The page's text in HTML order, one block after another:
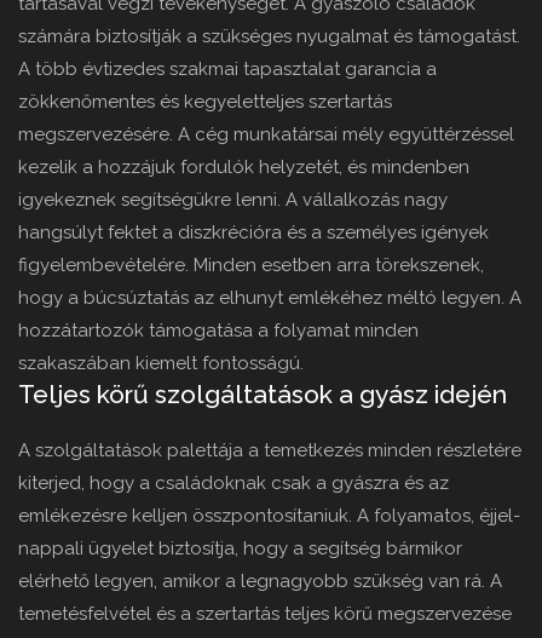
számára biztosítják a szükséges nyugalmat és támogatást.
A több évtizedes szakmai tapasztalat garancia a
zökkenőmentes és kegyeletteljes szertartás
megszervezésére. A cég munkatársai mély együttérzéssel
kezelik a hozzájuk fordulók helyzetét, és mindenben
igyekeznek segítségükre lenni. A vállalkozás nagy
hangsúlyt fektet a diszkrécióra és a személyes igények
figyelembevételére. Minden esetben arra törekszenek,
hogy a búcsúztatás az elhunyt emlékéhez méltó legyen. A
hozzátartozók támogatása a folyamat minden
szakaszában kiemelt fontosságú.
Teljes körű szolgáltatások a gyász idején
A szolgáltatások palettája a temetkezés minden részletére
kiterjed, hogy a családoknak csak a gyászra és az
emlékezésre kelljen összpontosítaniuk. A folyamatos, éjjel-
nappali ügyelet biztosítja, hogy a segítség bármikor
elérhető legyen, amikor a legnagyobb szükség van rá. A
temetésfelvétel és a szertartás teljes körű megszervezése